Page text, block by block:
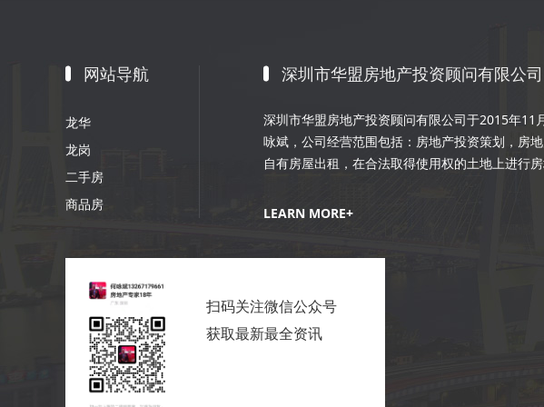
网站导航
龙华
龙岗
二手房
商品房
深圳市华盟房地产投资顾问有限公司
深圳市华盟房地产投资顾问有限公司于2015年11
咏斌，公司经营范围包括：房地产投资策划，房
自有房屋出租，在合法取得使用权的土地上进行
销策划等。
LEARN MORE+
扫码关注微信公众号
获取最新最全资讯